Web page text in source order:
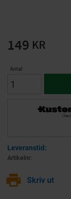
149 KR
Antal
Artikelnr
print Skriv ut